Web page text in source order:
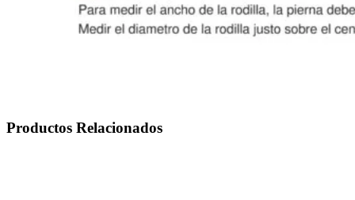
Productos Relacionados